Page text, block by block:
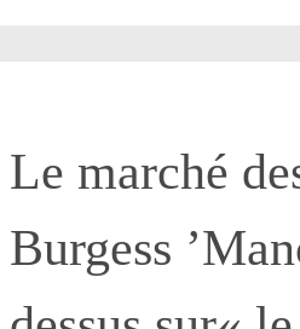
Le marché
Burgess